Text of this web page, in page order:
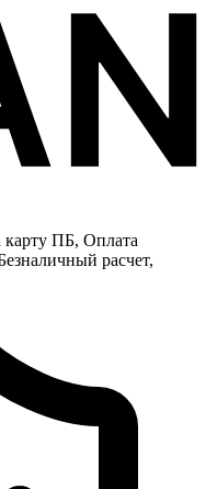
ПБ, Оплата
расчет,